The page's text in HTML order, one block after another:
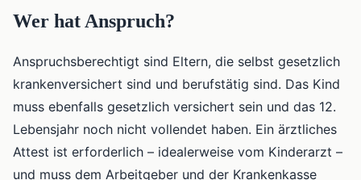
Wer hat Anspruch?
Anspruchsberechtigt sind Eltern, die selbst gesetzlich
krankenversichert sind und berufstätig sind. Das Kind
muss ebenfalls gesetzlich versichert sein und das 12.
Lebensjahr noch nicht vollendet haben. Ein ärztliches
Attest ist erforderlich – idealerweise vom Kinderarzt –
und muss dem Arbeitgeber und der Krankenkasse